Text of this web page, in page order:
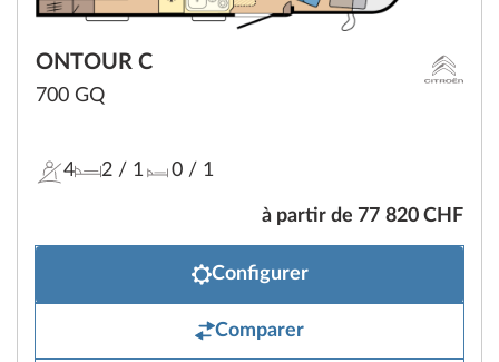
ONTOUR C
700 GQ
4 2 / 1 0/ 1
à partir de 77 820 CHF
Configurer
Comparer